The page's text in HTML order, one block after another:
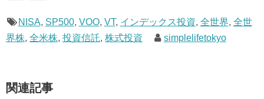
NISA, SP500, VOO, VT, インデックス投資, 全世界, 全世
界株, 全米株, 投資信託, 株式投資 simplelifetokyo
関連記事